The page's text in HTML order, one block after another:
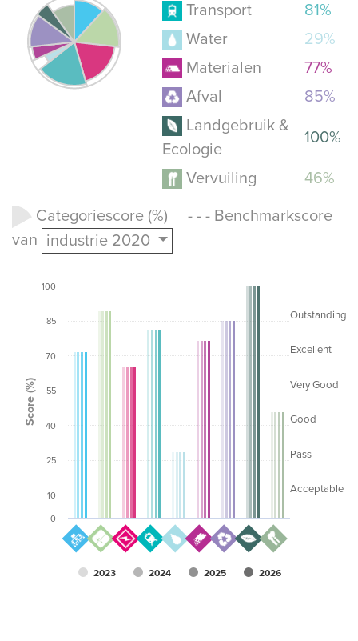
Transport
81%
Water
29%
Materialen
77%
Afval
85%
Landgebruik &
Ecologie
100%
Vervuiling
46%
Categoriescore (%) - - - Benchmarkscore
van industrie 2020
Acceptable
Pass
Good
Very Good
Excellent
Outstanding
Score (%)
2023 2024 2025 2026
0
10
25
40
55
70
85
100